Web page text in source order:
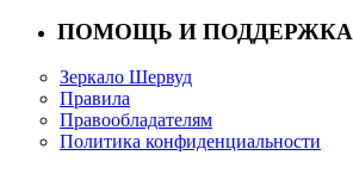
ПОМОЩЬ И ПОДДЕРЖКА
Зеркало Шервуд
Правила
Правообладателям
Политика конфиденциальности